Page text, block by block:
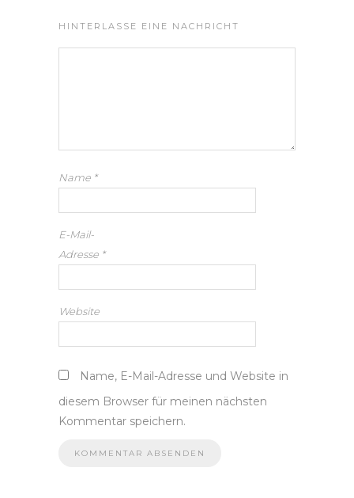
HINTERLASSE EINE NACHRICHT
Name *
E-Mail-
Adresse *
Website
Name, E-Mail-Adresse und Website in
diesem Browser für meinen nächsten
Kommentar speichern.